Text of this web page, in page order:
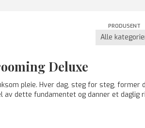
PRODUSENT
Deluxe
pleie. Hver dag, steg for steg, former
av dette fundamentet og danner et